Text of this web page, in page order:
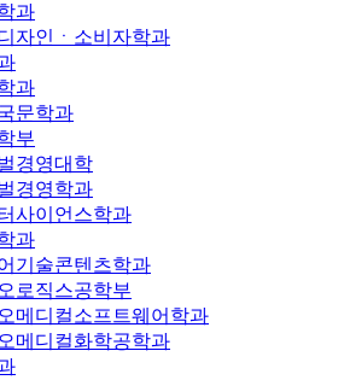
과
자인ㆍ소비자학과
과
문학과
부
경영대학
경영학과
사이언스학과
과
기술콘텐츠학과
로직스공학부
메디컬소프트웨어학과
메디컬화학공학과